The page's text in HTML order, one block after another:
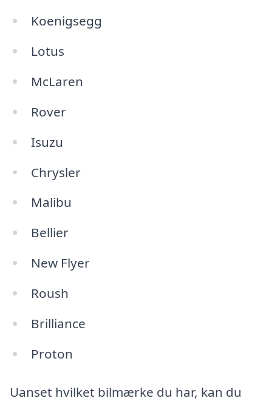
Koenigsegg
Lotus
McLaren
Rover
Isuzu
Chrysler
Malibu
Bellier
New Flyer
Roush
Brilliance
Proton
Uanset hvilket bilmærke du har, kan du